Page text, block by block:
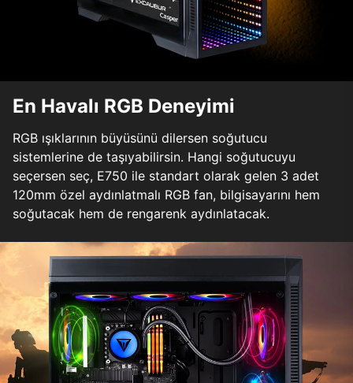
En Havalı RGB Deneyimi
RGB ışıklarının büyüsünü dilersen soğutucu
sistemlerine de taşıyabilirsin. Hangi soğutucuyu
seçersen seç, E750 ile standart olarak gelen 3 adet
120mm özel aydınlatmalı RGB fan, bilgisayarını hem
soğutacak hem de rengarenk aydınlatacak.